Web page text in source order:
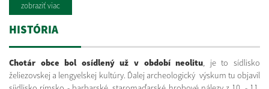
zobraziť viac
HISTÓRIA
Chotár obce bol osídlený už v období neolitu, je to sídlisko
želiezovskej a lengyelskej kultúry. Ďalej archeologický výskum tu objavil